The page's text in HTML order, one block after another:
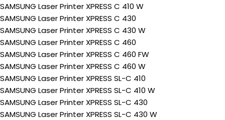
SAMSUNG Laser Printer XPRESS C 410 W
SAMSUNG Laser Printer XPRESS C 430
SAMSUNG Laser Printer XPRESS C 430 W
SAMSUNG Laser Printer XPRESS C 460
SAMSUNG Laser Printer XPRESS C 460 FW
SAMSUNG Laser Printer XPRESS C 460 W
SAMSUNG Laser Printer XPRESS SL-C 410
SAMSUNG Laser Printer XPRESS SL-C 410 W
SAMSUNG Laser Printer XPRESS SL-C 430
SAMSUNG Laser Printer XPRESS SL-C 430 W